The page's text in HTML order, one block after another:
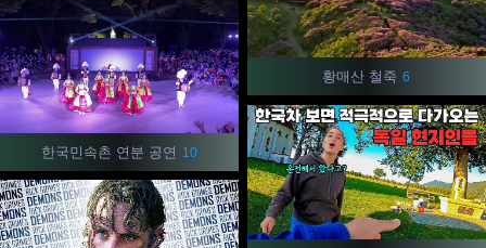
황매산 철죽 6
한국민속촌 연분 공연 10